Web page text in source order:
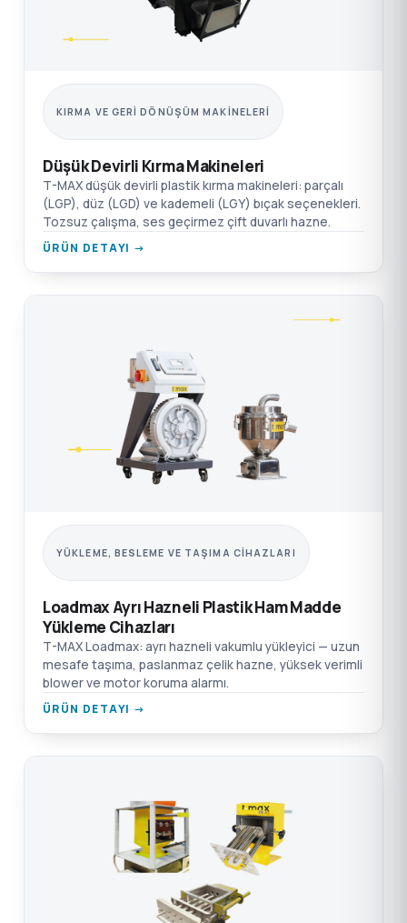
KIRMA VE GERI DÖNÜŞÜM MAKINELERI
Düşük Devirli Kırma Makineleri
T-MAX düşük devirli plastik kırma makineleri: parçalı
(LGP), düz (LGD) ve kademeli (LGY) bıçak seçenekleri.
Tozsuz çalışma, ses geçirmez çift duvarlı hazne.
ÜRÜN DETAYI →
YÜKLEME, BESLEME VE TAŞIMA CIHAZLARI
Loadmax Ayrı Hazneli Plastik Ham Madde
Yükleme Cihazları
T-MAX Loadmax: ayrı hazneli vakumlu yükleyici — uzun
mesafe taşıma, paslanmaz çelik hazne, yüksek verimli
blower ve motor koruma alarmı.
ÜRÜN DETAYI →